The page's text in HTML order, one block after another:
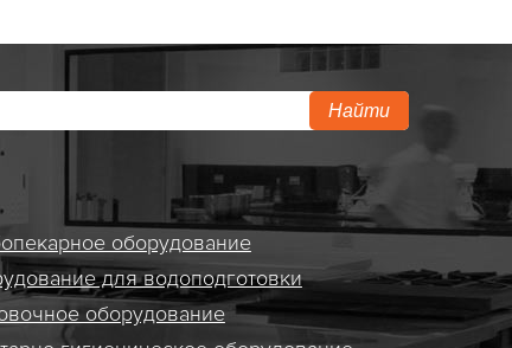
Найти
оборудование
для водоподготовки
оборудование